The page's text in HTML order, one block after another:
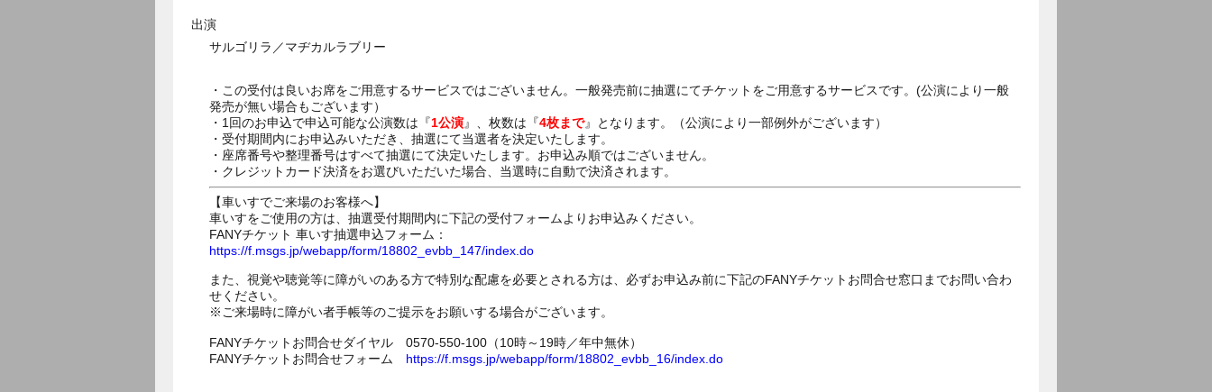
出演
サルゴリラ／マヂカルラブリー
・この受付は良いお席をご用意するサービスではございません。一般発売前に抽選にてチケットをご用意するサービスです。(公演により一般
発売が無い場合もございます）
・1回のお申込で申込可能な公演数は『1公演』、枚数は『4枚まで』となります。（公演により一部例外がございます）
・受付期間内にお申込みいただき、抽選にて当選者を決定いたします。
・座席番号や整理番号はすべて抽選にて決定いたします。お申込み順ではございません。
・クレジットカード決済をお選びいただいた場合、当選時に自動で決済されます。
【車いすでご来場のお客様へ】
車いすをご使用の方は、抽選受付期間内に下記の受付フォームよりお申込みください。
FANYチケット 車いす抽選申込フォーム：
https://f.msgs.jp/webapp/form/18802_evbb_147/index.do
また、視覚や聴覚等に障がいのある方で特別な配慮を必要とされる方は、必ずお申込み前に下記のFANYチケットお問合せ窓口までお問い合わ
せください。
※ご来場時に障がい者手帳等のご提示をお願いする場合がございます。
FANYチケットお問合せダイヤル 0570-550-100（10時～19時／年中無休）
FANYチケットお問合せフォーム https://f.msgs.jp/webapp/form/18802_evbb_16/index.do